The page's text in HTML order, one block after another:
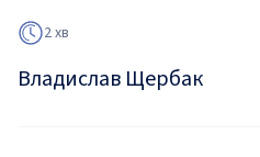
2 хв
Владислав Щербак